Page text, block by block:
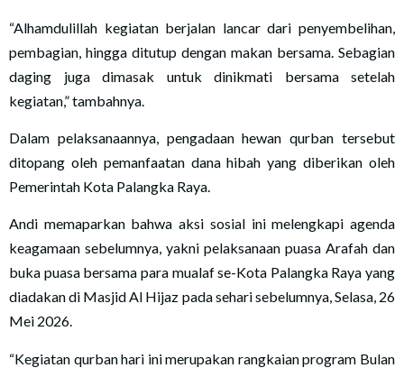
“Alhamdulillah kegiatan berjalan lancar dari penyembelihan,
pembagian, hingga ditutup dengan makan bersama. Sebagian
daging juga dimasak untuk dinikmati bersama setelah
kegiatan,” tambahnya.
Dalam pelaksanaannya, pengadaan hewan qurban tersebut
ditopang oleh pemanfaatan dana hibah yang diberikan oleh
Pemerintah Kota Palangka Raya.
Andi memaparkan bahwa aksi sosial ini melengkapi agenda
keagamaan sebelumnya, yakni pelaksanaan puasa Arafah dan
buka puasa bersama para mualaf se-Kota Palangka Raya yang
diadakan di Masjid Al Hijaz pada sehari sebelumnya, Selasa, 26
Mei 2026.
“Kegiatan qurban hari ini merupakan rangkaian program Bulan